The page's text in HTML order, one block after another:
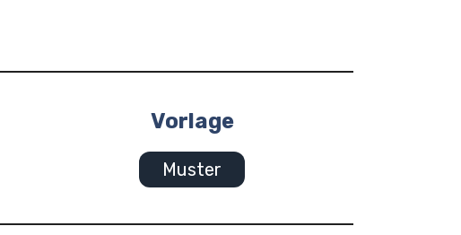
Vorlage
Muster